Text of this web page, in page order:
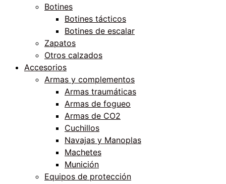
Botines
Botines tácticos
Botines de escalar
Zapatos
Otros calzados
Accesorios
Armas y complementos
Armas traumáticas
Armas de fogueo
Armas de CO2
Cuchillos
Navajas y Manoplas
Machetes
Munición
Equipos de protección